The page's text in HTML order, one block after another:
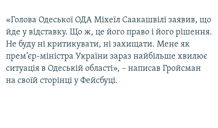
ВІДЕОУРОКИ «ELIFBE»
СВІДЧЕННЯ ОКУПАЦІЇ
УКРАЇНСЬКА ПРОБЛЕМА КРИМУ
ІНФОГРАФІКА
Русский
Qırımtatar
ДОЛУЧАЙСЯ!
«Голова Одеської ОДА Міхеїл Саакашвілі заявив, що
йде у відставку. Що ж, це його право і його рішення.
Не буду ні критикувати, ні захищати. Мене як
прем’єр-міністра України зараз найбільше хвилює
ситуація в Одеській області», – написав Гройсман
на своїй сторінці у Фейсбуці.